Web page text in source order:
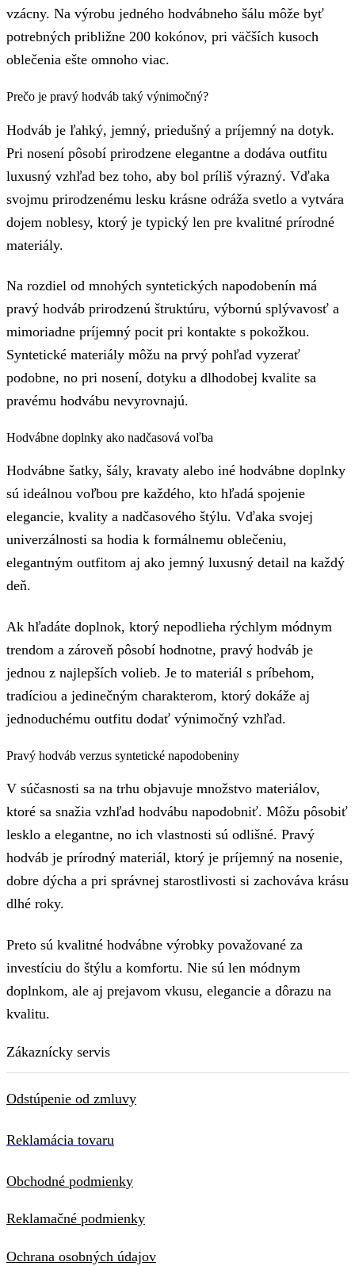
vzácny. Na výrobu jedného hodvábneho šálu môže byť
potrebných približne 200 kokónov, pri väčších kusoch
oblečenia ešte omnoho viac.
Prečo je pravý hodváb taký výnimočný?
Hodváb je ľahký, jemný, priedušný a príjemný na dotyk.
Pri nosení pôsobí prirodzene elegantne a dodáva outfitu
luxusný vzhľad bez toho, aby bol príliš výrazný. Vďaka
svojmu prirodzenému lesku krásne odráža svetlo a vytvára
dojem noblesy, ktorý je typický len pre kvalitné prírodné
materiály.
Na rozdiel od mnohých syntetických napodobenín má
pravý hodváb prirodzenú štruktúru, výbornú splývavosť a
mimoriadne príjemný pocit pri kontakte s pokožkou.
Syntetické materiály môžu na prvý pohľad vyzerať
podobne, no pri nosení, dotyku a dlhodobej kvalite sa
pravému hodvábu nevyrovnajú.
Hodvábne doplnky ako nadčasová voľba
Hodvábne šatky, šály, kravaty alebo iné hodvábne doplnky
sú ideálnou voľbou pre každého, kto hľadá spojenie
elegancie, kvality a nadčasového štýlu. Vďaka svojej
univerzálnosti sa hodia k formálnemu oblečeniu,
elegantným outfitom aj ako jemný luxusný detail na každý
deň.
Ak hľadáte doplnok, ktorý nepodlieha rýchlym módnym
trendom a zároveň pôsobí hodnotne, pravý hodváb je
jednou z najlepších volieb. Je to materiál s príbehom,
tradíciou a jedinečným charakterom, ktorý dokáže aj
jednoduchému outfitu dodať výnimočný vzhľad.
Pravý hodváb verzus syntetické napodobeniny
V súčasnosti sa na trhu objavuje množstvo materiálov,
ktoré sa snažia vzhľad hodvábu napodobniť. Môžu pôsobiť
lesklo a elegantne, no ich vlastnosti sú odlišné. Pravý
hodváb je prírodný materiál, ktorý je príjemný na nosenie,
dobre dýcha a pri správnej starostlivosti si zachováva krásu
dlhé roky.
Preto sú kvalitné hodvábne výrobky považované za
investíciu do štýlu a komfortu. Nie sú len módnym
doplnkom, ale aj prejavom vkusu, elegancie a dôrazu na
kvalitu.
Zákaznícky servis
Odstúpenie od zmluvy
Reklamácia tovaru
Obchodné podmienky
Reklamačné podmienky
Ochrana osobných údajov